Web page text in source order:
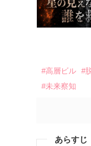
#高層ビル #
#未来察知
あらすじ